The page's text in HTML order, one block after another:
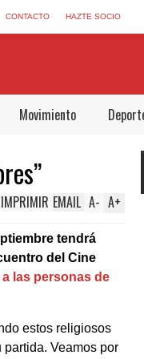
CONTACTO HAZTE SOCIO
Movimiento
A+
A-
EMAIL
IMPRIMIR
tendrá
del Cine
las personas de
estos religiosos
Veamos por